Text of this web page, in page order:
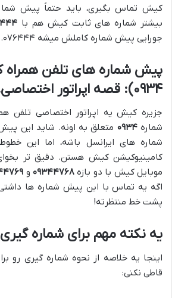
بیشتر شماره های ثابت کیش هم با ۴۴۴
جورایی پیش شماره کاملش میشه ۰۷۶۴۴۴.
پیش شماره های تلفن
۰۹۳۴): قصه اپراتور اختصاصی!
جزیره کیش یه اپراتور اختصاصی تلفن
شماره۰۹۳۴ متعلق به اونه. شاید این
شماره های ایرانسل باشه، اما این
کامینیوکیشن کیش هستن. دقیق تر
موبایل کیش با دو بازه ۰۹۳۴۴۷۶۸و
اگه یه تماس با این پیش شماره ها
پشت خط منتظرته!
یه نکته مهم برای شماره
اینجا یه خلاصه از نحوه شماره گیری رو
قاطی نکنی: